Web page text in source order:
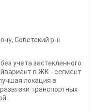
, Советский р-н
учета застекленного
в ЖК - сегмент
локация в
транспортных